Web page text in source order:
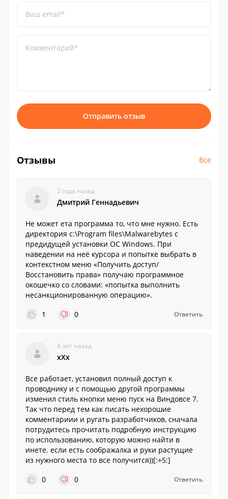
Ваш email*
Комментарий*
Отправить отзыв
Отзывы Все
2 года назад
Дмитрий Геннадьевич
Не может ета программа то, что мне нужно. Есть
директория c:\Program files\Malwarebytes с
предидущей установки ОС Windows. При
наведении на неё курсора и попытке выбрать в
контекстном меню «Получить доступ/
Восстановить права» получаю программное
окошечко со словами: «попытка выполнить
несанкционированную операцию».
1
0 Ответить
8 лет назад
xXx
Все работает, установил полный доступ к
проводнику и с помощью другой программы
изменил стиль кнопки меню пуск на Виндовсе 7.
Так что перед тем как писать нехорошие
комментариии и ругать разработчиков, сначала
потрудитесь прочитать подробную инструкцию
по использованию, которую можно найти в
инете. если есть соображалка и руки растущие
из нужного места то все получится))[:+5:]
0
0 Ответить